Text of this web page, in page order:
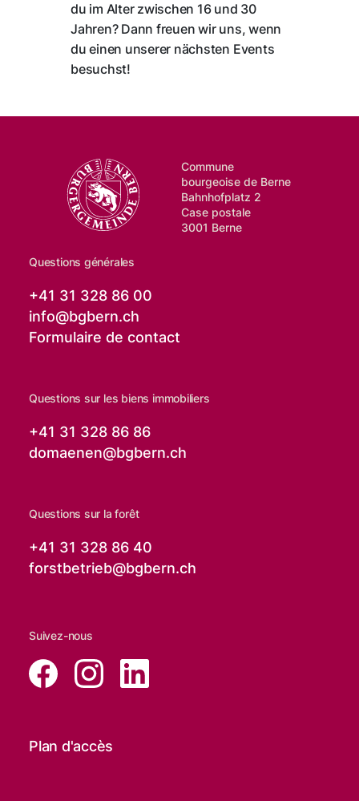
du im Alter zwischen 16 und 30
Jahren? Dann freuen wir uns, wenn
du einen unserer nächsten Events
besuchst!
Commune
bourgeoise de Berne
Bahnhofplatz 2
Case postale
3001 Berne
Questions générales
+41 31 328 86 00
info@bgbern.ch
Formulaire de contact
Questions sur les biens immobiliers
+41 31 328 86 86
domaenen@bgbern.ch
Questions sur la forêt
+41 31 328 86 40
forstbetrieb@bgbern.ch
Suivez-nous
Plan d'accès